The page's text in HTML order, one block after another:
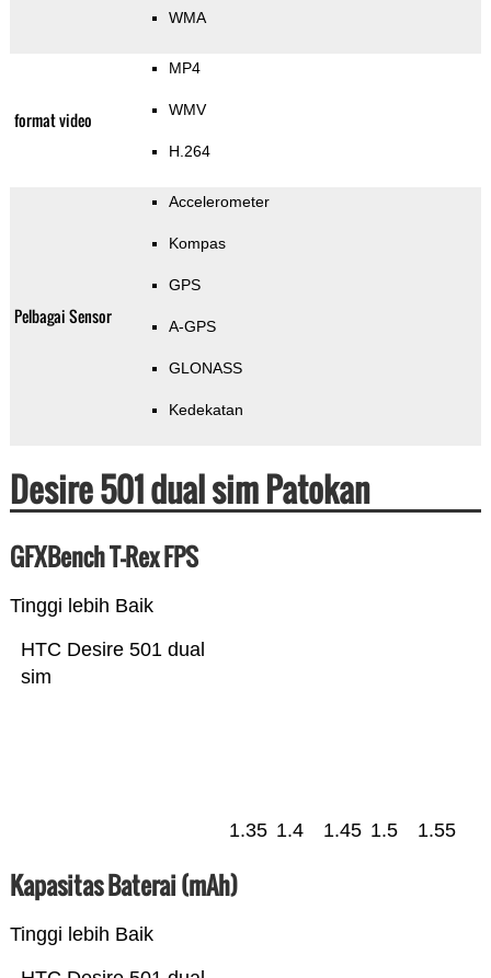
WMA
format video
MP4
WMV
H.264
Pelbagai Sensor
Accelerometer
Kompas
GPS
A-GPS
GLONASS
Kedekatan
Desire 501 dual sim Patokan
GFXBench T-Rex FPS
Tinggi lebih Baik
HTC Desire 501 dual
sim
1.35 1.4 1.45 1.5 1.55
Kapasitas Baterai (mAh)
Tinggi lebih Baik